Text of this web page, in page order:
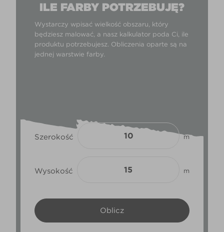
ILE FARBY POTRZEBUJĘ?
Wystarczy wpisać wielkość obszaru, który
będziesz malować, a nasz kalkulator poda Ci, ile
produktu potrzebujesz. Obliczenia oparte są na
jednej warstwie farby.
Szerokość m
Wysokość m